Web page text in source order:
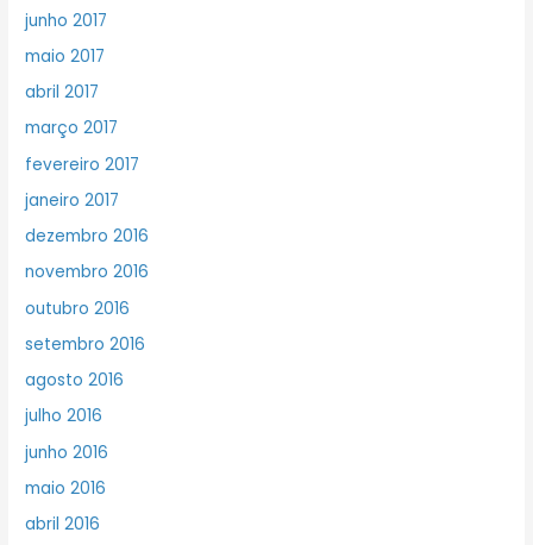
junho 2017
maio 2017
abril 2017
março 2017
fevereiro 2017
janeiro 2017
dezembro 2016
novembro 2016
outubro 2016
setembro 2016
agosto 2016
julho 2016
junho 2016
maio 2016
abril 2016